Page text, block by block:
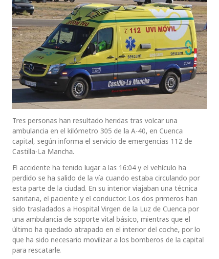
Tres personas han resultado heridas tras volcar una
ambulancia en el kilómetro 305 de la A-40, en Cuenca
capital, según informa el servicio de emergencias 112 de
Castilla-La Mancha.
El accidente ha tenido lugar a las 16:04 y el vehículo ha
perdido se ha salido de la vía cuando estaba circulando por
esta parte de la ciudad. En su interior viajaban una técnica
sanitaria, el paciente y el conductor. Los dos primeros han
sido trasladados a Hospital Virgen de la Luz de Cuenca por
una ambulancia de soporte vital básico, mientras que el
último ha quedado atrapado en el interior del coche, por lo
que ha sido necesario movilizar a los bomberos de la capital
para rescatarle.